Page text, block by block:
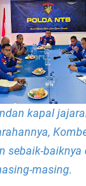
Peraih
Cegah
Prosesi Ngaben
Relawan
Polsek Mataram
kapal
sebaik-
masing.